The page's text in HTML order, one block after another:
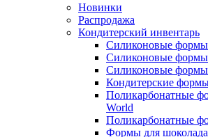
Новинки
Распродажа
Кондитерский инвентарь
Силиконовые формы
Силиконовые
Силиконовые
Кондитерские
Поликарбонатные
World
Поликарбонатные
Формы для